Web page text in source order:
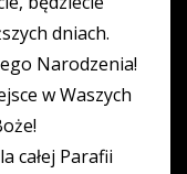
dniach.
Narodzenia!
w Waszych
całej Parafii